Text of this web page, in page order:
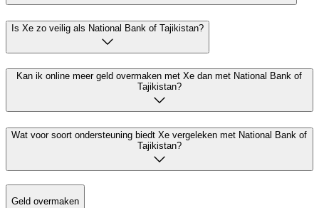
Is Xe zo veilig als National Bank of Tajikistan?
Kan ik online meer geld overmaken met Xe dan met National Bank of
Tajikistan?
Wat voor soort ondersteuning biedt Xe vergeleken met National Bank of
Tajikistan?
Geld overmaken